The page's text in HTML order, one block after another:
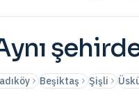
Beşiktaş Şişli